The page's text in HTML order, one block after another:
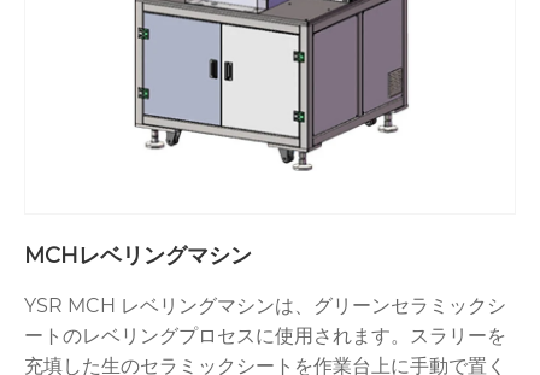
MCHレベリングマシン
YSR MCH レベリングマシンは、グリーンセラミックシ
ートのレベリングプロセスに使用されます。スラリーを
充填した生のセラミックシートを作業台上に手動で置く